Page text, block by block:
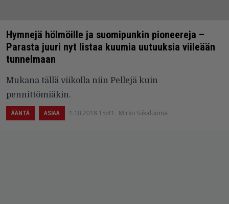
Hymnejä hölmöille ja suomipunkin pioneereja –
Parasta juuri nyt listaa kuumia uutuuksia viileään
tunnelmaan
Mukana tällä viikolla niin Pellejä kuin
pennittömiäkin.
ÄÄNTÄ ASIAA 1.10.2018 15:41 Mirko Siikaluoma